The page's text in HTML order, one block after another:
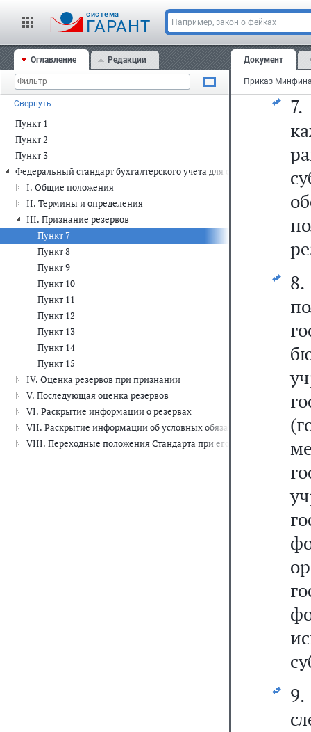
cистема
ГАРАНТ Например, закон о фейках
Оглавление Редакции
Свернуть
Пункт 1
Пункт 2
Пункт 3
Федеральный стандарт бухгалтерского учета для организаций
I. Общие положения
II. Термины и определения
III. Признание резервов
Пункт 7
Пункт 8
Пункт 9
Пункт 10
Пункт 11
Пункт 12
Пункт 13
Пункт 14
Пункт 15
IV. Оценка резервов при признании
V. Последующая оценка резервов
VI. Раскрытие информации о резервах
VII. Раскрытие информации об условных обязательствах и
VIII. Переходные положения Стандарта при его первом
Документ